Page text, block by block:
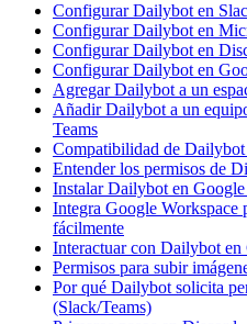
Configurar Dailybot en
Configurar Dailybot en
Configurar Dailybot en
Configurar Dailybot en
Agregar Dailybot a un
Añadir Dailybot a un
Teams
Compatibilidad de Dailybot
Entender los permisos de
Instalar Dailybot en
Integra Google Workspace
fácilmente
Interactuar con Dailybot en
Permisos para subir
Por qué Dailybot solicita
(Slack/Teams)